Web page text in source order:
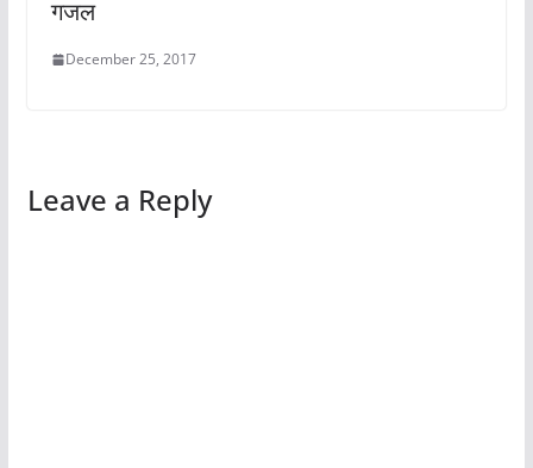
गजल
December 25, 2017
Leave a Reply